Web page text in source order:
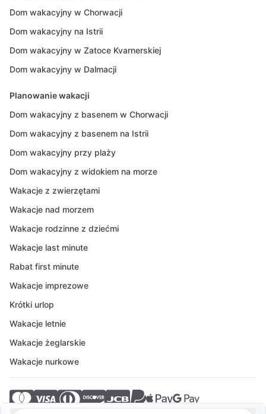
Dom wakacyjny w Chorwacji
Dom wakacyjny na Istrii
Dom wakacyjny w Zatoce Kvarnerskiej
Dom wakacyjny w Dalmacji
Planowanie wakacji
Dom wakacyjny z basenem w Chorwacji
Dom wakacyjny z basenem na Istrii
Dom wakacyjny przy plaży
Dom wakacyjny z widokiem na morze
Wakacje z zwierzętami
Wakacje nad morzem
Wakacje rodzinne z dziećmi
Wakacje last minute
Rabat first minute
Wakacje imprezowe
Krótki urlop
Wakacje letnie
Wakacje żeglarskie
Wakacje nurkowe